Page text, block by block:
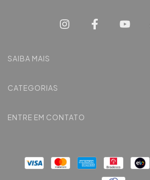
SAIBA MAIS
CATEGORIAS
ENTRE EM CONTATO